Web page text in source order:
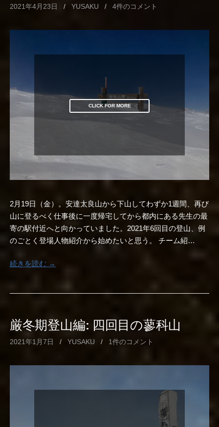
2021年4月23日 / YUSAKU / 4件のコメント
CLICK FOR MORE
2月19日（金）。安達太良山から下山してわずか1週間、再び
山に登るべく仕事後に一度帰宅してから都内にある先生の最
寄の駅付近へと向かっていました。2021年6回目の登山、例
のごとく登場人物紹介から始めたいと思う。 チーム紹…
続きを読む →
厳冬期登山編: 四回目の蓼科山
2021年1月7日 / YUSAKU / 1件のコメント